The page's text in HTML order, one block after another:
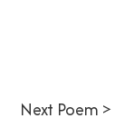
Next Poem >